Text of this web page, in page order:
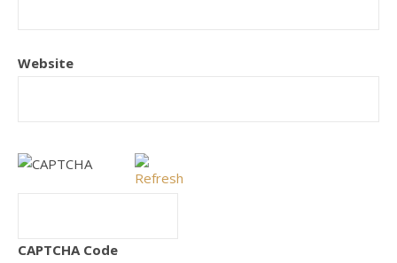
Website
CAPTCHA Code